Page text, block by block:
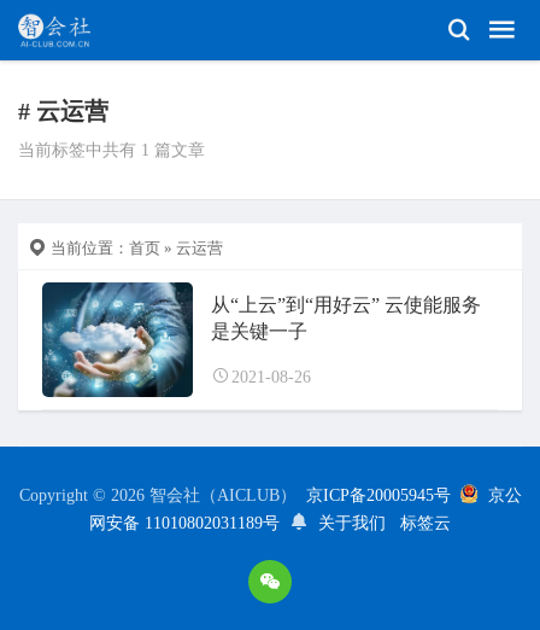
# 云运营
当前标签中共有 1 篇文章
当前位置： 首页 » 云运营
从“上云”到“用好云” 云使能服务
是关键一子
2021-08-26
Copyright © 2026 智会社（AICLUB） 京ICP备20005945号
京公
网安备 11010802031189号
关于我们 标签云